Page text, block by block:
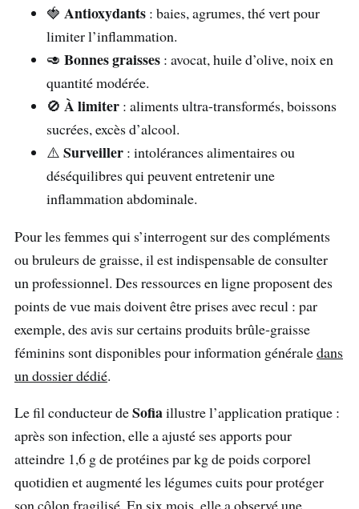
🍓 Antioxydants : baies, agrumes, thé vert pour
limiter l’inflammation.
🥑 Bonnes graisses : avocat, huile d’olive, noix en
quantité modérée.
🚫 À limiter : aliments ultra-transformés, boissons
sucrées, excès d’alcool.
⚠️ Surveiller : intolérances alimentaires ou
déséquilibres qui peuvent entretenir une
inflammation abdominale.
Pour les femmes qui s’interrogent sur des compléments
ou bruleurs de graisse, il est indispensable de consulter
un professionnel. Des ressources en ligne proposent des
points de vue mais doivent être prises avec recul : par
exemple, des avis sur certains produits brûle‑graisse
féminins sont disponibles pour information généraledans
un dossier dédié.
Le fil conducteur deSofiaillustre l’application pratique :
après son infection, elle a ajusté ses apports pour
atteindre 1,6 g de protéines par kg de poids corporel
quotidien et augmenté les légumes cuits pour protéger